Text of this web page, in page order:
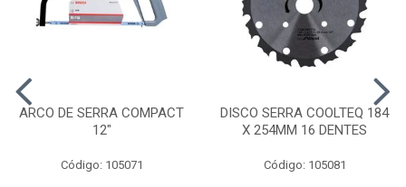
ARCO DE SERRA COMPACT
12"
Código: 105071
DISCO SERRA COOLTEQ 184
X 254MM 16 DENTES
Código: 105081